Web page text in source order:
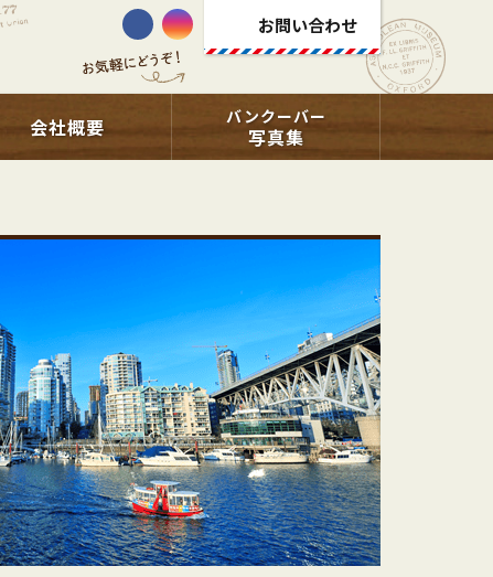
お問い合わせ
会社概要 バンクーバー
写真集